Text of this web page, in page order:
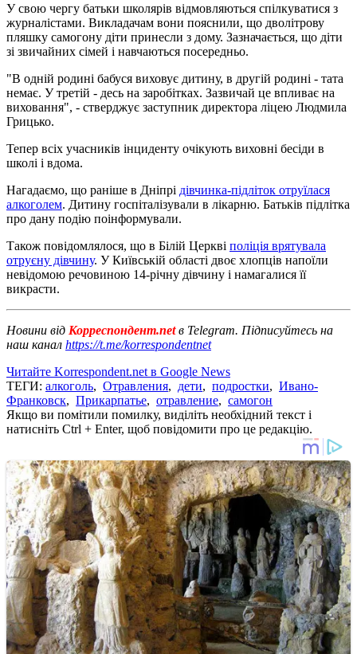
У свою чергу батьки школярів відмовляються спілкуватися з
журналістами. Викладачам вони пояснили, що дволітрову
пляшку самогону діти принесли з дому. Зазначається, що діти
зі звичайних сімей і навчаються посередньо.
"В одній родині бабуся виховує дитину, в другій родині - тата
немає. У третій - десь на заробітках. Зазвичай це впливає на
виховання", - стверджує заступник директора ліцею Людмила
Грицько.
Тепер всіх учасників інциденту очікують виховні бесіди в
школі і вдома.
Нагадаємо, що раніше в Дніпрі дівчинка-підліток отруїлася
алкоголем. Дитину госпіталізували в лікарню. Батьків підлітка
про дану подію поінформували.
Також повідомлялося, що в Білій Церкві поліція врятувала
отруєну дівчину. У Київській області двоє хлопців напоїли
невідомою речовиною 14-річну дівчину і намагалися її
викрасти.
Новини від Корреспондент.netв Telegram. Підписуйтесь на
наш канал https://t.me/korrespondentnet
Читайте Korrespondent.net в Google News
ТЕГИ: алкоголь, Отравления, дети, подростки, Ивано-
Франковск, Прикарпатье, отравление, самогон
Якщо ви помітили помилку, виділіть необхідний текст і
натисніть Ctrl + Enter, щоб повідомити про це редакцію.